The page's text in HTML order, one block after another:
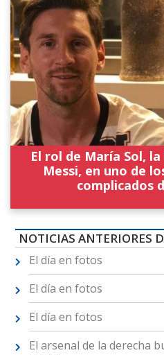
El rol de María Sol,
Messi, en uno de
complicados
NOTICIAS ANTERIORES
El día en fotos
El día en fotos
El día en fotos
El arsenal de la derecha